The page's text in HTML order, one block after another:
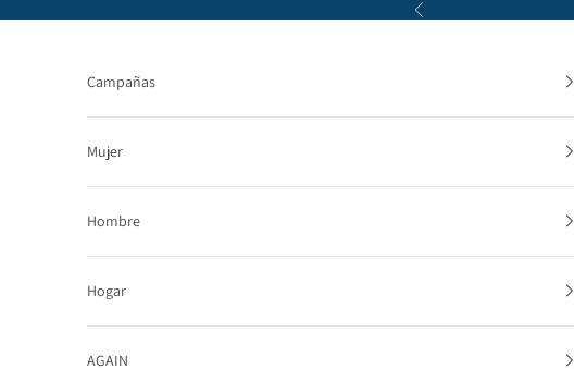
Anterior
Campañas
Mujer
Hombre
Hogar
AGAIN